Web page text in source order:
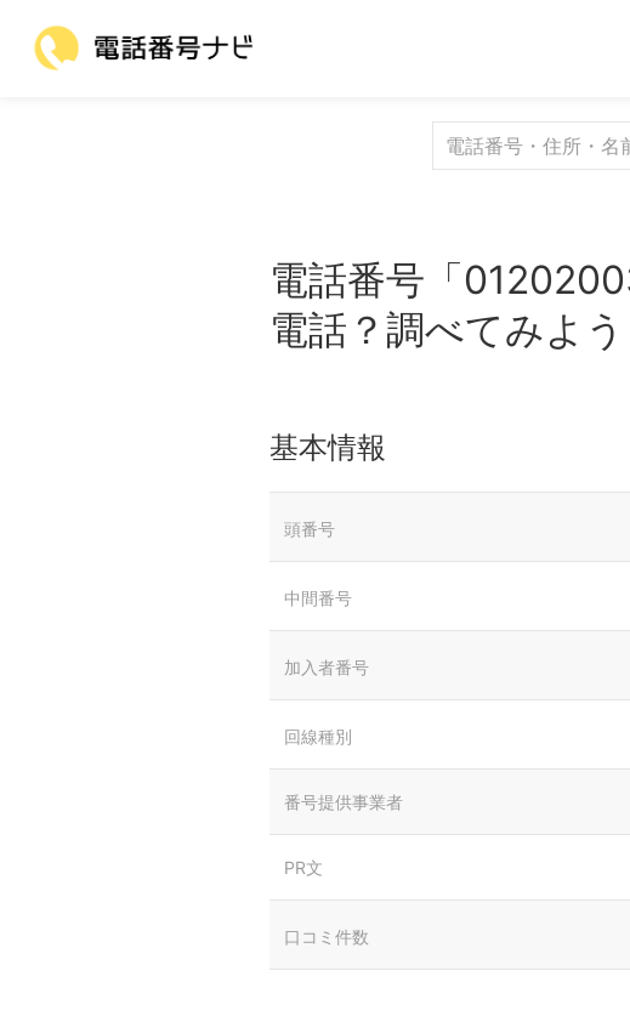
電話番号「
電話？調べてみよう
基本情報
頭番号
中間番号
加入者番号
回線種別
番号提供事業者
PR文
口コミ件数